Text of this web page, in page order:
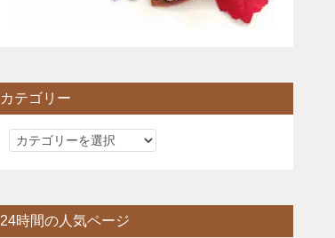
カテゴリー
カ
リ
ー
24時間の人気ページ